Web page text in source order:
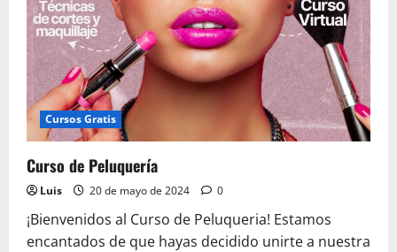
Cursos Gratis
Curso de Peluquería
Luis 20 de mayo de 2024 0
¡Bienvenidos al Curso de Peluqueria! Estamos
encantados de que hayas decidido unirte a nuestra